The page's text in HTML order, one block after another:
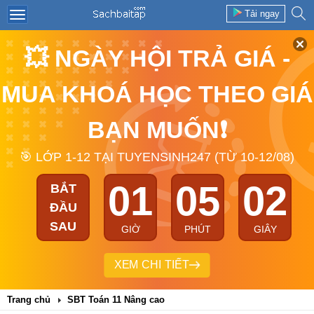
Tải ngay
💥 NGÀY HỘI TRẢ GIÁ -
MUA KHOÁ HỌC THEO GIÁ
BẠN MUỐN❗
🎯 LỚP 1-12 TẠI TUYENSINH247 (TỪ 10-12/08)
BẮT
ĐẦU
SAU
01
GIỜ
05
PHÚT
02
GIÂY
XEM CHI TIẾT
Trang chủ SBT Toán 11 Nâng cao